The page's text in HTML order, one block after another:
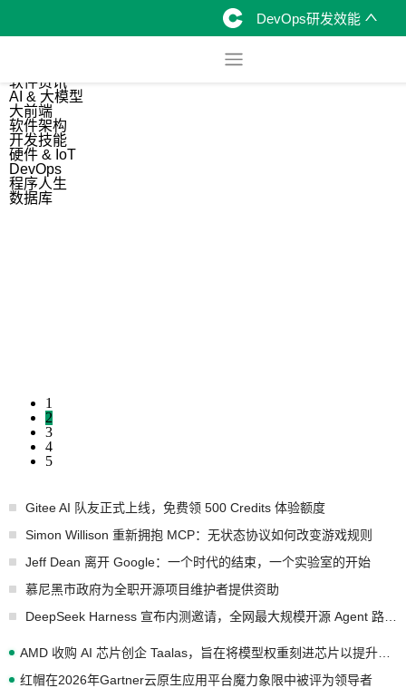
DevOps研发效能
软件资讯
AI & 大模型
大前端
软件架构
开发技能
硬件 & IoT
DevOps
程序人生
数据库
1
2
3
4
5
Gitee AI 队友正式上线，免费领 500 Credits 体验额度
Simon Willison 重新拥抱 MCP：无状态协议如何改变游戏规则
Jeff Dean 离开 Google：一个时代的结束，一个实验室的开始
慕尼黑市政府为全职开源项目维护者提供资助
红帽在2026年Gartner云原生应用平台魔力象限中被评为领导者